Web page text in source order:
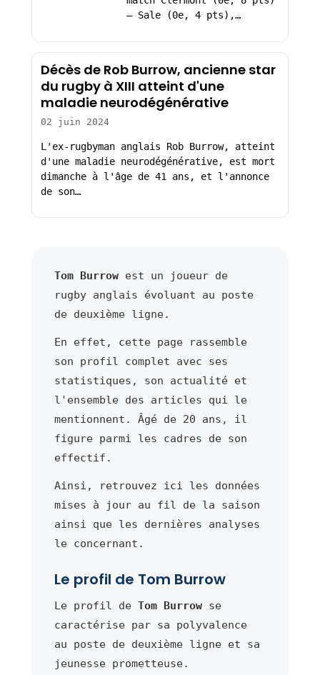
– Sale (0e, 4 pts),…
Décès de Rob Burrow, ancienne star
du rugby à XIII atteint d'une
maladie neurodégénérative
02 juin 2024
L'ex-rugbyman anglais Rob Burrow, atteint
d'une maladie neurodégénérative, est mort
dimanche à l'âge de 41 ans, et l'annonce
de son…
Tom Burrowest un joueur de
rugby anglais évoluant au poste
de deuxième ligne.
En effet, cette page rassemble
son profil complet avec ses
statistiques, son actualité et
l'ensemble des articles qui le
mentionnent. Âgé de 20 ans, il
figure parmi les cadres de son
effectif.
Ainsi, retrouvez ici les données
mises à jour au fil de la saison
ainsi que les dernières analyses
le concernant.
Le profil de Tom Burrow
Le profil de Tom Burrowse
caractérise par sa polyvalence
au poste de deuxième ligne et sa
jeunesse prometteuse.